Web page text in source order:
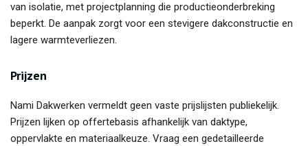
van isolatie, met projectplanning die productieonderbreking
beperkt. De aanpak zorgt voor een stevigere dakconstructie en
lagere warmteverliezen.
Prijzen
Nami Dakwerken vermeldt geen vaste prijslijsten publiekelijk.
Prijzen lijken op offertebasis afhankelijk van daktype,
oppervlakte en materiaalkeuze. Vraag een gedetailleerde